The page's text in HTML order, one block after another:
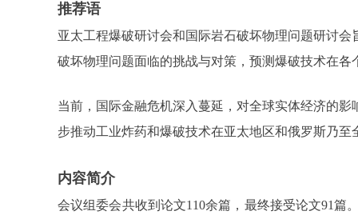
推荐语
亚太工程爆破研讨会和国际岩石破坏物理问题研讨
破坏物理问题面临的挑战与对策，预测爆破技术在
当前，国际金融危机深入蔓延，对全球实体经济的
步推动工业炸药和爆破技术在亚太地区和俄罗斯乃
内容简介
会议组委会共收到论文110余篇，最终接受论文91